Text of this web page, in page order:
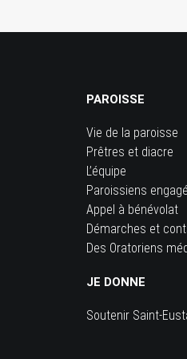
PAROISSE
Vie de la paroisse
Prêtres et diacre
L’équipe
Paroissiens
Appel à bénévolat
Démarches et
Des Oratoriens
JE DONNE
Soutenir Saint-